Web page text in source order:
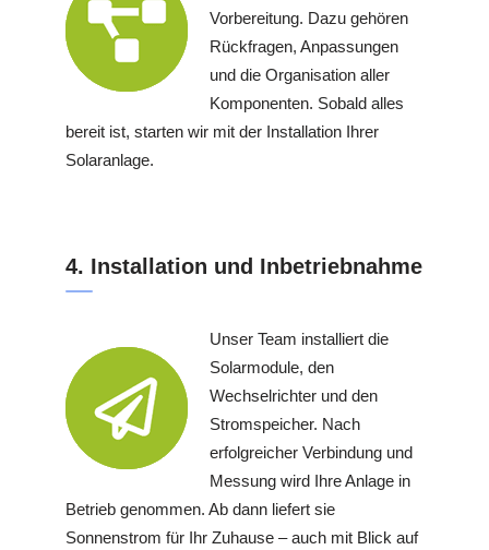
Vorbereitung. Dazu gehören
Rückfragen, Anpassungen
und die Organisation aller
Komponenten. Sobald alles
bereit ist, starten wir mit der Installation Ihrer
Solaranlage.
4. Installation und Inbetriebnahme
Unser Team installiert die
Solarmodule, den
Wechselrichter und den
Stromspeicher. Nach
erfolgreicher Verbindung und
Messung wird Ihre Anlage in
Betrieb genommen. Ab dann liefert sie
Sonnenstrom für Ihr Zuhause – auch mit Blick auf